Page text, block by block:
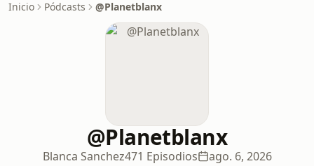
Inicio Pódcasts @Planetblanx
@Planetblanx
Blanca Sanchez471 Episodios ago. 6, 2026